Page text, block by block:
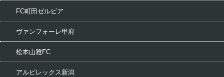
FC町田ゼルビア
ヴァンフォーレ甲府
松本山雅FC
アルビレックス新潟